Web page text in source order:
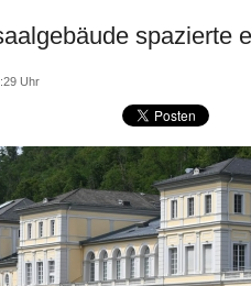
spazierte
Uhr